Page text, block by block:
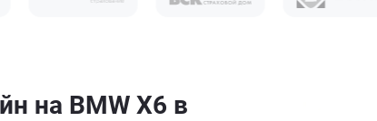
на BMW X6 в